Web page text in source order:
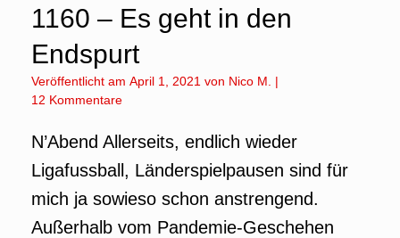
1160 – Es geht in den
Endspurt
Veröffentlicht am April 1, 2021 von Nico M.
|
12 Kommentare
N’Abend Allerseits, endlich wieder
Ligafussball, Länderspielpausen sind für
mich ja sowieso schon anstrengend.
Außerhalb vom Pandemie-Geschehen